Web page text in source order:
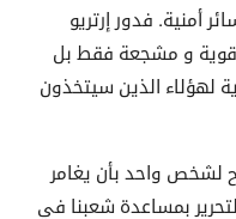
أمنية. فدور إرتريو
قوية و مشجعة فقط بل
لهؤلاء الذين سيتخذون
لشخص واحد بأن يغامر
بمساعدة شعبنا في